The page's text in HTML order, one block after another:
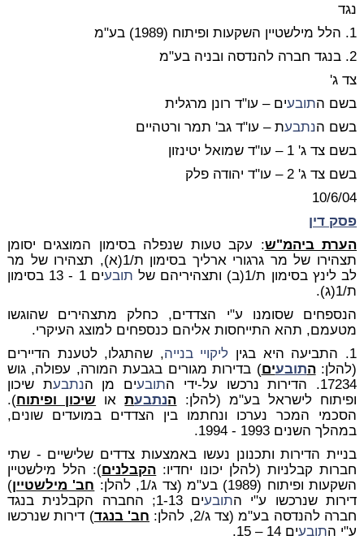
נגד
1. הלל מילשטיין השקעות ופיתוח (1989) בע"מ
2. בנגד חברה להנדסה ובניה בע"מ
צד ג'
בשם התובעים – עו"ד רונן מרגלית
בשם הנתבעת – עו"ד גב' תמר ורטהיים
בשם צד ג' 1 – עו"ד שמואל יטינזון
בשם צד ג' 2 – עו"ד יהודה פלק
10/6/04
פסק דין
הערת ביהמ"ש: עקב טעות שנפלה בסימון המוצגים יסומן
תצהירו של מר גרגורי ארליך בסימון ת/1(א), תצהירו של מר
לב לינץ בסימון ת/1(ב) ותצהיריהם של
תובע
ים 1 - 13 בסימון
ת/1(ג).
הנספחים שסומנו ע"י הצדדים, כחלק מתצהירים שהוגשו
מטעמם, תהא התייחסות אליהם כנספחים למוצג העיקרי.
1. התביעה היא בגין
ליקויי בנייה, שהתגלו, לטענת הדיירים
(להלן:התובעים) בדירות מגורים בגבעת המורה, עפולה, גוש
17234. הדירות נרכשו על-ידי ה
תובעים מן הנתבעת שיכון
ופיתוח לישראל בע"מ (להלן: הנתבעתאו שיכון ופיתוח).
הסכמי המכר נערכו ונחתמו בין הצדדים במועדים שונים,
במהלך השנים 1993 - 1994.
בניית הדירות ותכנונן נעשו באמצעות צדדים שלישיים - שתי
חברות קבלניות (להלן יכונו יחדיו: הקבלנים): הלל מילשטיין
השקעות ופיתוח (1989) בע"מ (צד ג/1, להלן:
חב' מילשטיין)
דירות שנרכשו ע"י התובע
ים 1-13; החברה הקבלנית בנגד
חברה להנדסה בע"מ (צד ג/2, להלן:
חב' בנגד) דירות שנרכשו
ע"י התובעים 14 – 15.